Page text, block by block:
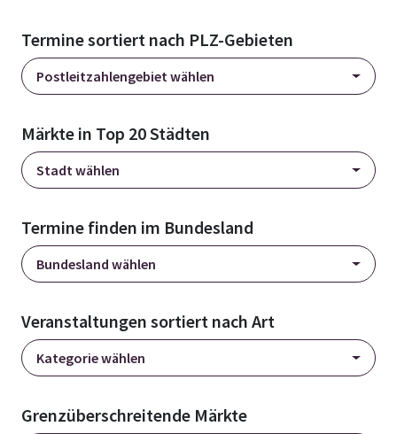
Termine sortiert nach PLZ-Gebieten
Postleitzahlengebiet wählen
Märkte in Top 20 Städten
Stadt wählen
Termine finden im Bundesland
Bundesland wählen
Veranstaltungen sortiert nach Art
Kategorie wählen
Grenzüberschreitende Märkte